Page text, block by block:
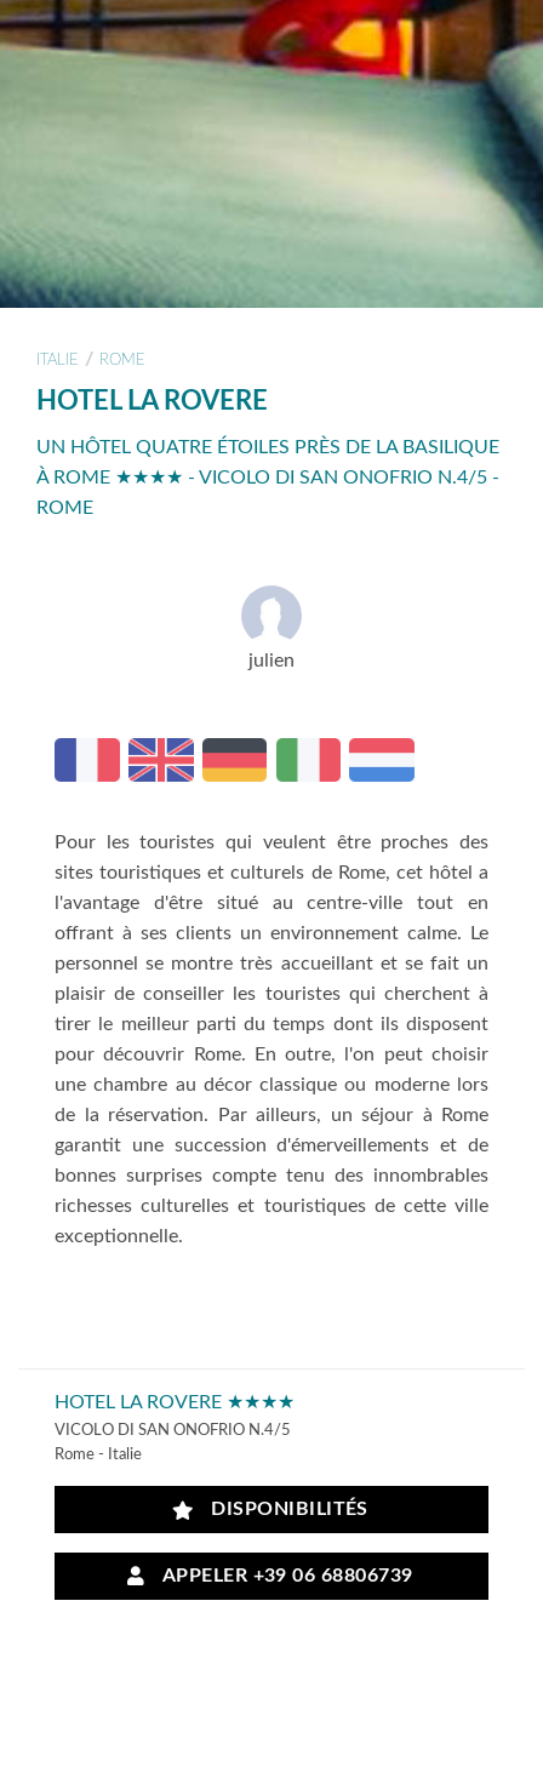
ITALIE / ROME
HOTEL LA ROVERE
UN HÔTEL QUATRE ÉTOILES PRÈS DE LA BASILIQUE
À ROME ★★★★ - VICOLO DI SAN ONOFRIO N.4/5 -
ROME
julien
Pour les touristes qui veulent être proches des
sites touristiques et culturels de Rome, cet hôtel a
l'avantage d'être situé au centre-ville tout en
offrant à ses clients un environnement calme. Le
personnel se montre très accueillant et se fait un
plaisir de conseiller les touristes qui cherchent à
tirer le meilleur parti du temps dont ils disposent
pour découvrir Rome. En outre, l'on peut choisir
une chambre au décor classique ou moderne lors
de la réservation. Par ailleurs, un séjour à Rome
garantit une succession d'émerveillements et de
bonnes surprises compte tenu des innombrables
richesses culturelles et touristiques de cette ville
exceptionnelle.
HOTEL LA ROVERE ★★★★
VICOLO DI SAN ONOFRIO N.4/5
Rome - Italie
DISPONIBILITÉS
APPELER +39 06 68806739